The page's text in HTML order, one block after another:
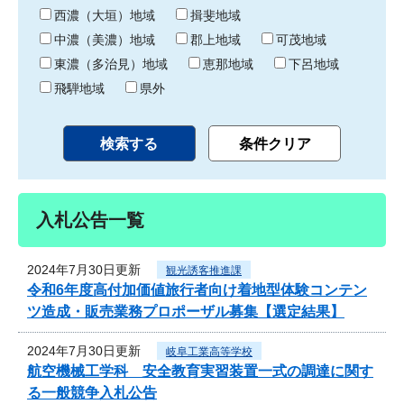
り 西濃（大垣）地域
揖斐地域
中濃（美濃）地域
郡上地域
可茂地域
東濃（多治見）地域
恵那地域
下呂地域
飛騨地域
県外
入札公告一覧
2024年7月30日更新 観光誘客推進課
令和6年度高付加価値旅行者向け着地型体験コンテン
ツ造成・販売業務プロポーザル募集【選定結果】
2024年7月30日更新 岐阜工業高等学校
航空機械工学科 安全教育実習装置一式の調達に関す
る一般競争入札公告